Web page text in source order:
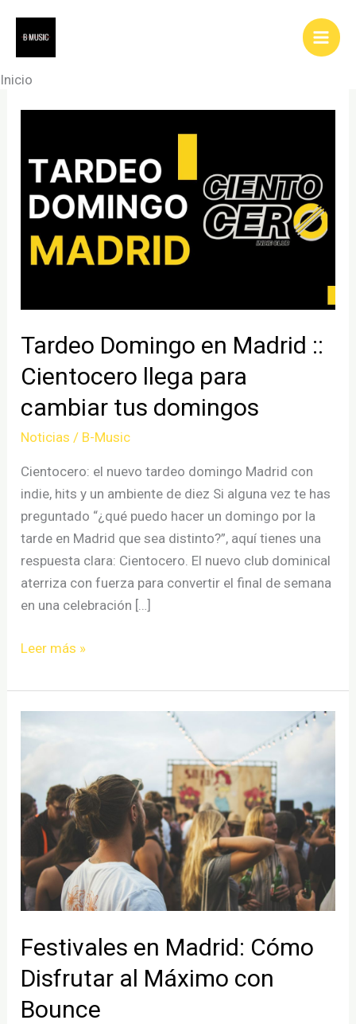
contenido
Inicio
Tardeo Domingo en Madrid ::
Cientocero llega para
cambiar tus domingos
Noticias / B-Music
Cientocero: el nuevo tardeo domingo Madrid con
indie, hits y un ambiente de diez Si alguna vez te has
preguntado “¿qué puedo hacer un domingo por la
tarde en Madrid que sea distinto?”, aquí tienes una
respuesta clara: Cientocero. El nuevo club dominical
aterriza con fuerza para convertir el final de semana
en una celebración […]
Tardeo
en
Madrid
para
cambiar
domingos
Leer más »
Festivales en Madrid: Cómo
Disfrutar al Máximo con
Bounce